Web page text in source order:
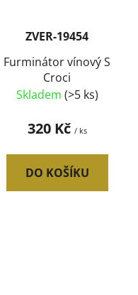
ZVER-19454
Furminátor vínový S
Croci
Skladem (>5 ks)
320 Kč / ks
DO KOŠÍKU